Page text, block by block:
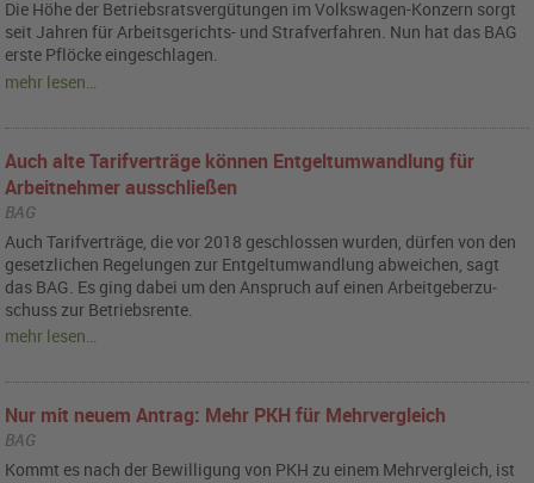
Die Höhe der Be­triebs­rats­ver­gü­tun­gen im Volks­wa­gen-Kon­zern sorgt
seit Jah­ren für Ar­beits­ge­richts- und Straf­ver­fah­ren. Nun hat das BAG
erste Pflö­cke ein­ge­schla­gen.
mehr lesen…
Auch alte Tarifverträge können Entgeltumwandlung für
Arbeitnehmer ausschließen
BAG
Auch Ta­rif­ver­trä­ge, die vor 2018 ge­schlos­sen wur­den, dür­fen von den
ge­setz­li­chen Re­ge­lun­gen zur Ent­gelt­um­wand­lung ab­wei­chen, sagt
das BAG. Es ging dabei um den An­spruch auf einen Ar­beit­ge­ber­zu­
schuss zur Be­triebs­ren­te.
mehr lesen…
Nur mit neuem Antrag: Mehr PKH für Mehrvergleich
BAG
Kommt es nach der Be­wil­li­gung von PKH zu einem Mehr­ver­gleich, ist